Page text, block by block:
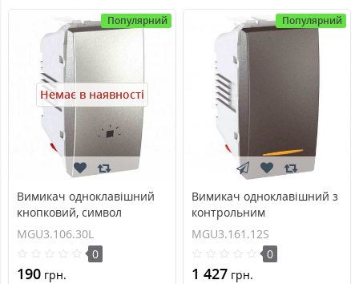
Популярний
Немає в наявності
Вимикач одноклавішний
кнопковий, символ
`світло` Unica 10А
MGU3.106.30L
MGU3.106.30L
0
190 грн.
Популярний
Вимикач одноклавішний з
контрольним
підсвічуванням 16А серія
Unica MGU3.161.12S
MGU3.161.12S
0
1 427 грн.